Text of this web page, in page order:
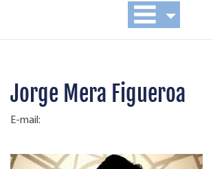
Jorge Mera Figueroa
E-mail: